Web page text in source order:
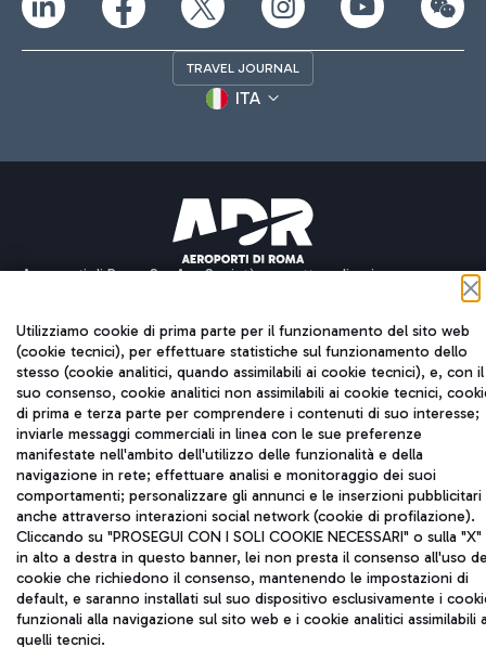
TRAVEL JOURNAL
ITA
Aeroporti di Roma S.p.A. - Società soggetta a direzione e
IVA 06572251004
Capitale sociale 62.224.743,00 int. vers.
Sede legale: Via Pier Paolo Racchetti 1 - 00054 Fiumicino (RM)
telefono +39 06 65951
Privacy policy
Note legali
Mappa sito
Accessibilità
Roma FCO
L'aeroporto stellato
QUALITÀ SOSTENIBILITÀ INNOVAZIONE
Utilizziamo cookie di prima parte per il funzionamento del sito web
(cookie tecnici), per effettuare statistiche sul funzionamento dello
stesso (cookie analitici, quando assimilabili ai cookie tecnici), e, con il
suo consenso, cookie analitici non assimilabili ai cookie tecnici,
di prima e terza parte per comprendere i contenuti di suo interesse;
inviarle messaggi commerciali in linea con le sue preferenze
manifestate nell'ambito dell'utilizzo delle funzionalità e della
navigazione in rete; effettuare analisi e monitoraggio dei suoi
comportamenti; personalizzare gli annunci e le inserzioni pubblicitari
anche attraverso interazioni social network (cookie di profilazione).
Cliccando su "PROSEGUI CON I SOLI COOKIE NECESSARI" o sulla "X"
in alto a destra in questo banner, lei non presta il consenso all'uso
cookie che richiedono il consenso, mantenendo le impostazioni di
default, e saranno installati sul suo dispositivo esclusivamente i
funzionali alla navigazione sul sito web e i cookie analitici assimilabili
quelli tecnici.